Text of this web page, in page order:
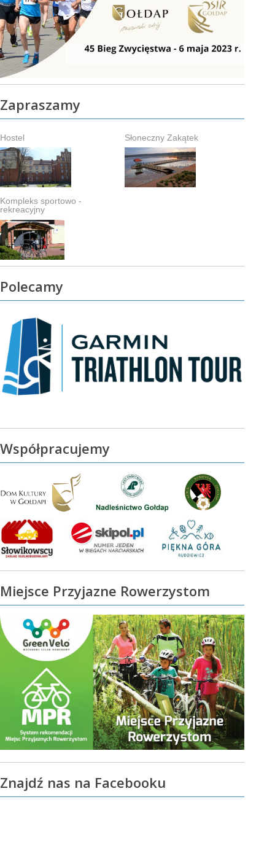
Zapraszamy
Hostel Słoneczny Zakątek
Kompleks sportowo -
rekreacyjny
Polecamy
Współpracujemy
Miejsce Przyjazne Rowerzystom
Znajdź nas na Facebooku